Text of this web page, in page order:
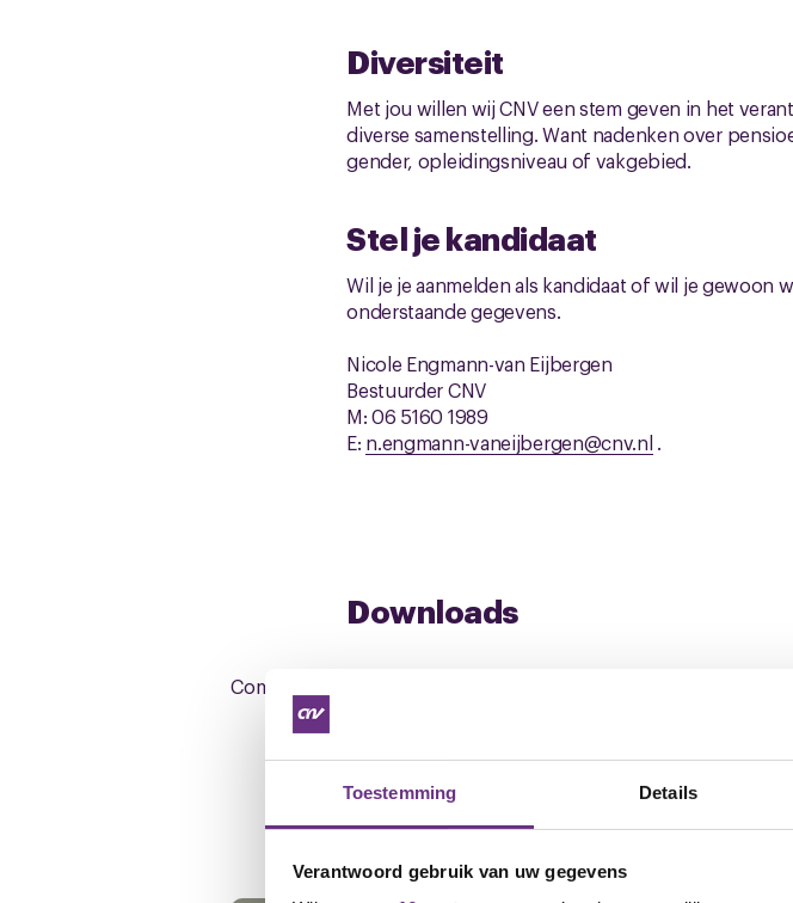
Toestemming Details
Verantwoord gebruik van uw gegevens
Diversiteit
Met jou willen wij CNV een stem geven in het
diverse samenstelling. Want nadenken over
gender, opleidingsniveau of vakgebied.
Stel je kandidaat
Wil je je aanmelden als kandidaat of wil je gewoon
onderstaande gegevens.
Nicole Engmann-van Eijbergen
Bestuurder CNV
M: 06 5160 1989
E: n.engmann-vaneijbergen@cnv.nl .
Downloads
Competentievisie_lid_verantwoordingsorgaan_2022_versie_2025
Gerelateerd nieuws